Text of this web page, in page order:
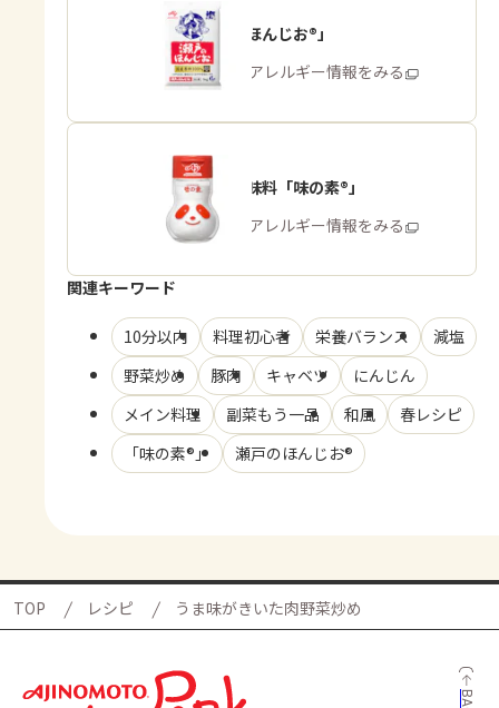
「瀬戸のほんじお®」
商品・アレルギー情報をみる
うま味調味料「味の素®」
商品・アレルギー情報をみる
関連キーワード
10分以内 料理初心者 栄養バランス
減塩
野菜炒め
豚肉 キャベツ
にんじん
メイン料理
副菜もう一品 和風
春レシピ
「味の素®」
瀬戸のほんじお®
TOP レシピ うま味がきいた肉野菜炒め